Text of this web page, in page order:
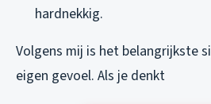
hardnekkig.
Volgens mij is het belangrijkste
eigen gevoel. Als je denkt